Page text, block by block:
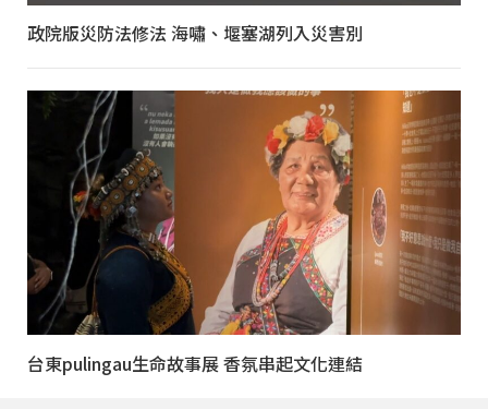
政院版災防法修法 海嘯、堰塞湖列入災害別
台東pulingau生命故事展 香氛串起文化連結